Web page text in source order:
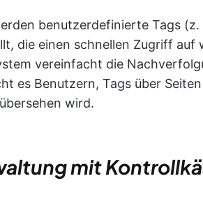
benutzerdefinierte Tags (z.
die einen schnellen Zugriff auf
vereinfacht die
es Benutzern, Tags über
wird.
mit